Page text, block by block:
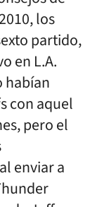
los
partido,
en L.A.
habían
con aquel
pero el
enviar a